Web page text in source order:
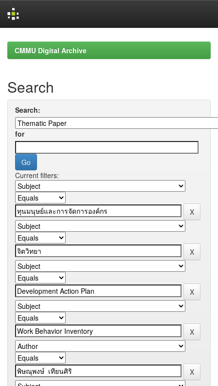
navigationCMMU Digital Archive
Search
Search:
for
Current filters: